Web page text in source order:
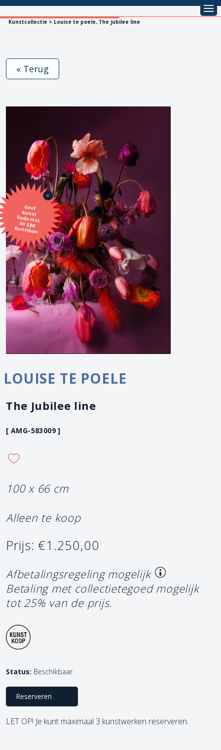
Kunstcollectie > Louise te poele, The jubilee line
Geef
kunst
kado met
de SBK
Kunstbon
« Terug
LOUISE TE POELE
The Jubilee line
[ AMG-583009 ]
100 x 66 cm
Alleen te koop
Prijs: €1.250,00
Afbetalingsregeling mogelijk
Betaling met collectietegoed mogelijk
tot 25% van de prijs.
Status: Beschikbaar
Reserveren
LET OP! Je kunt maximaal 3 kunstwerken reserveren.